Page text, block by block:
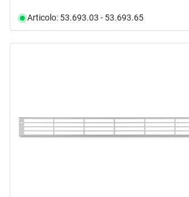
Articolo: 53.693.03 - 53.693.65